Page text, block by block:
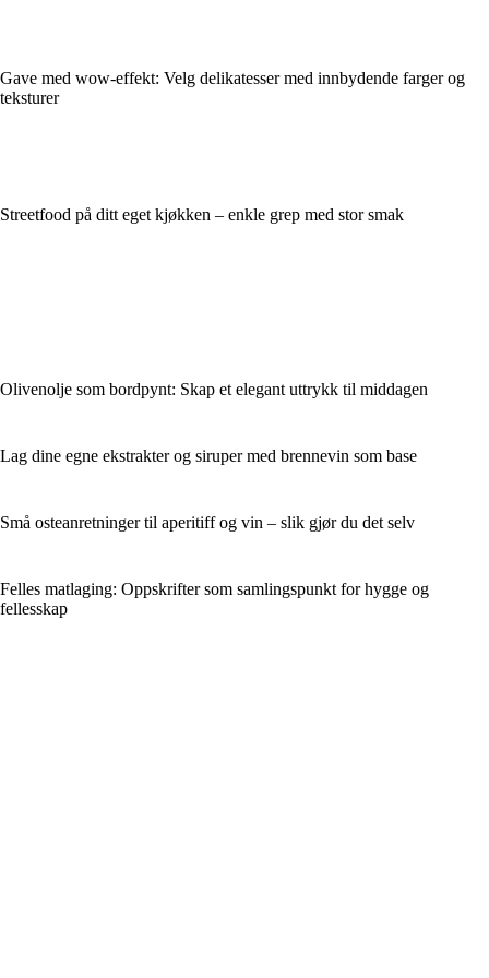
Gave med wow-effekt: Velg delikatesser med innbydende farger og
teksturer
Streetfood på ditt eget kjøkken – enkle grep med stor smak
Olivenolje som bordpynt: Skap et elegant uttrykk til middagen
Lag dine egne ekstrakter og siruper med brennevin som base
Små osteanretninger til aperitiff og vin – slik gjør du det selv
Felles matlaging: Oppskrifter som samlingspunkt for hygge og
fellesskap